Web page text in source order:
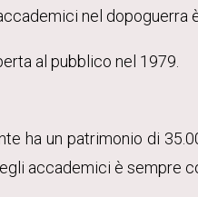
nel dopoguerra
al pubblico nel 1979.
ha un patrimonio di
accademici è sempre